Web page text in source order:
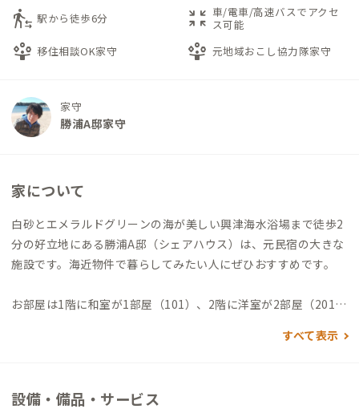
transfer_within_a_station 駅から徒歩6分 zoom_in_map 車/電車/高速バスでアクセ
ス可能
person_play 移住相談OK家守 person_play 元地域おこし協力隊家守
家守
勝浦A邸家守
家について
白砂とエメラルドグリーンの海が美しい興津海水浴場まで徒歩2
分の好立地にある勝浦A邸（シェアハウス）は、元民宿の大きな
施設です。海近物件で暮らしてみたい人にぜひおすすめです。
お部屋は1階に和室が1部屋（101）、2階に洋室が2部屋（201、
101は布団が2人分用意されていて、最大2名まで利用可能。
の大きめのデスクが用意されています。
すべて表示
設備・備品・サービス